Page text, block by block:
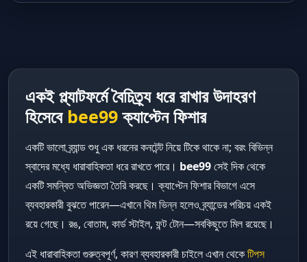
একই প্ল্যাটফর্মে বৈচিত্র্য ধরে রাখার উদাহরণ
হিসেবে bee99ক্যাপ্টেন ফিশার
একটি ভালো ব্র্যান্ড শুধু এক ধরনের কনটেন্ট নিয়ে টিকে থাকে না; বরং বিভিন্ন
স্বাদের মধ্যে ধারাবাহিকতা ধরে রাখতে পারে। bee99সেই দিক থেকে
একটি সমন্বিত অভিজ্ঞতা তৈরি করছে। ক্যাপ্টেন ফিশার বিভাগে এসে
ব্যবহারকারী বুঝতে পারেন—এখানে থিম ভিন্ন হলেও ব্র্যান্ডের পরিচয় একই
রয়ে গেছে। রঙ, বোতাম, কার্ড স্টাইল, ফন্ট টোন—সবকিছুতে মিল রয়েছে।
এই ধারাবাহিকতা গুরুত্বপূর্ণ, কারণ ব্যবহারকারী চাইলে এখান থেকেটিপস